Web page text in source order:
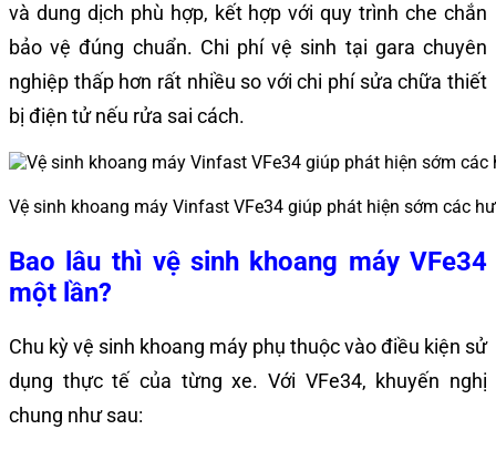
và dung dịch phù hợp, kết hợp với quy trình che chắn
bảo vệ đúng chuẩn. Chi phí vệ sinh tại gara chuyên
nghiệp thấp hơn rất nhiều so với chi phí sửa chữa thiết
bị điện tử nếu rửa sai cách.
Vệ sinh khoang máy Vinfast VFe34 giúp phát hiện sớm các
Bao lâu thì vệ sinh khoang máy VFe34
một lần?
Chu kỳ vệ sinh khoang máy phụ thuộc vào điều kiện sử
dụng thực tế của từng xe. Với VFe34, khuyến nghị
chung như sau: